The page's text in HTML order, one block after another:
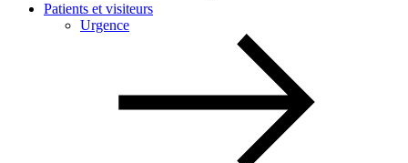
Patients et visiteurs
Urgence